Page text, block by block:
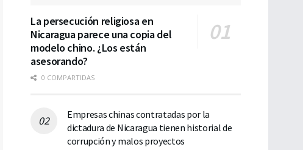
La persecución religiosa en
Nicaragua parece una copia del
modelo chino. ¿Los están
asesorando?
0 COMPARTIDAS
Empresas chinas contratadas por la
dictadura de Nicaragua tienen historial de
corrupción y malos proyectos